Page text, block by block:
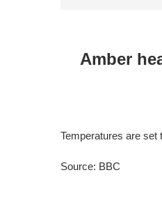
Amber
Temperatures are set
Source: BBC